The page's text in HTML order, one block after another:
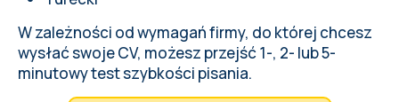
W zależności od wymagań firmy, do której chcesz
wysłać swoje CV, możesz przejść 1-, 2- lub 5-
minutowy test szybkości pisania.